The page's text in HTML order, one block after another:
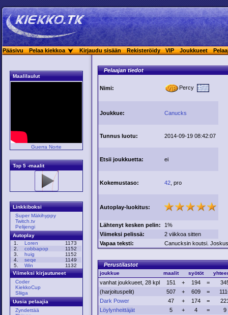
Pääsivu Pelaa kiekkoa Kirjaudu sisään Rekisteröidy VIP Joukkueet
Maalilaulut
Guerra Norte
Top 5 -maalit
Linkkiboksi
Super Mäkihyppy
Twitch.tv
Pelijengi
Autoplay
1.
Loren
1173
2.
cobbapop
1152
3.
huig
1152
4.
seqe
1149
5.
Win
1132
Viimeksi kirjautuneet
Coder
KiekkoCup
Sliiga
Uusia pelaajia
Zyndettää
Pelaajan tiedot
Nimi: Percy
Joukkue: Canucks
Tunnus luotu: 2014-09-19 08:42:07
Etsii joukkuetta: ei
Kokemustaso: 42 , pro
Autoplay-luokitus:
Lähtenyt kesken pelin:
1%
Viimeksi pelissä:
2 viikkoa sitten
Vapaa teksti:
Canucksin koutsi.
Perustilastot
joukkue maalit syötöt
vanhat joukkueet, 28 kpl 151 + 194 =
(harjoituspelit)
507 + 609 =
Dark Power
47 + 174 =
Löylynheittäjät
5 + 4 =
9